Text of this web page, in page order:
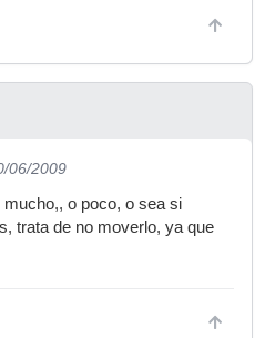
06/2009
o poco, o sea si
trata de no moverlo, ya que